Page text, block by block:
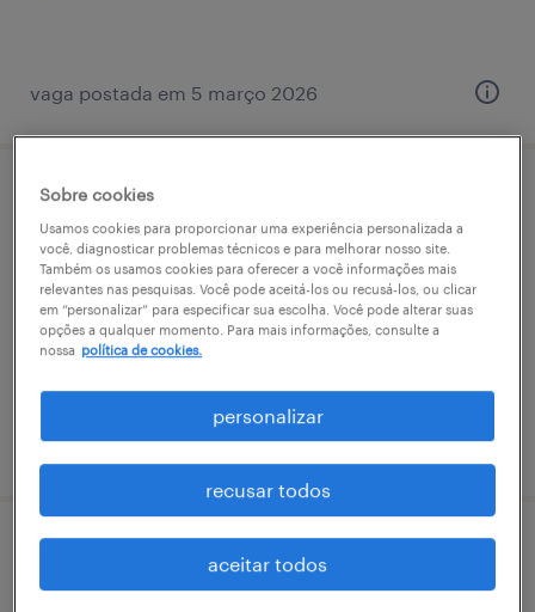
vaga postada em 5 março 2026
analista de rh jr (rescisão) - temporário
são paulo, são paulo
temporário
R$2,501 - R$3,500 por mês
vaga postada em 10 abril 2026
analista de aquisição de talentos r&s (alto
volume) | cajamar
Sobre cookies
Usamos cookies para proporcionar uma experiência personalizada a
você, diagnosticar problemas técnicos e para melhorar nosso site.
Também os usamos cookies para oferecer a você informações mais
relevantes nas pesquisas. Você pode aceitá-los ou recusá-los, ou clicar
em “personalizar” para especificar sua escolha. Você pode alterar suas
opções a qualquer momento. Para mais informações, consulte a
nossa política de cookies.
personalizar
recusar todos
aceitar todos